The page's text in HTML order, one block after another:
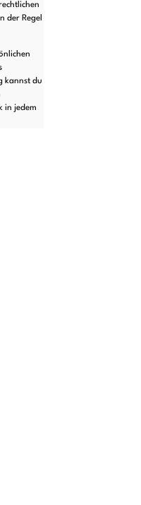
der Regel
kannst du
in jedem